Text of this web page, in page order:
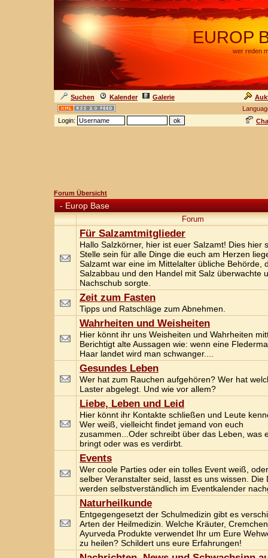
EUROP
wer reden
Suchen Kalender Galerie
Login:
Forum Übersicht
- Europ Base
Forum
Für Salzamtmitglieder
Hallo Salzkörner, hier ist euer Salzamt! Dies hier
Stelle sein für alle Dinge die euch am Herzen
Salzamt war eine im Mittelalter übliche Behörde,
Salzabbau und den Handel mit Salz überwachte
Nachschub sorgte.
Zeit zum Fasten
Tipps und Ratschläge zum Abnehmen.
Wahrheiten und Weisheiten
Hier könnt ihr uns Weisheiten und Wahrheiten
Berichtigt alte Aussagen wie: wenn eine
Haar landet wird man schwanger....
Gesundes Leben
Wer hat zum Rauchen aufgehören? Wer hat
Laster abgelegt. Und wie vor allem?
Liebe, Leben und Leid
Hier könnt ihr Kontakte schließen und Leute
Wer weiß, vielleicht findet jemand von euch
zusammen...Oder schreibt über das Leben, was
bringt oder was es verdirbt.
Events
Wer coole Parties oder ein tolles Event weiß,
selber Veranstalter seid, lasst es uns wissen. Die
werden selbstverständlich im Eventkalender
Naturheilkunde
Entgegengesetzt der Schulmedizin gibt es
Arten der Heilmedizin. Welche Kräuter,
Ayurveda Produkte verwendet Ihr um Eure
zu heilen? Schildert uns eure Erfahrungen!